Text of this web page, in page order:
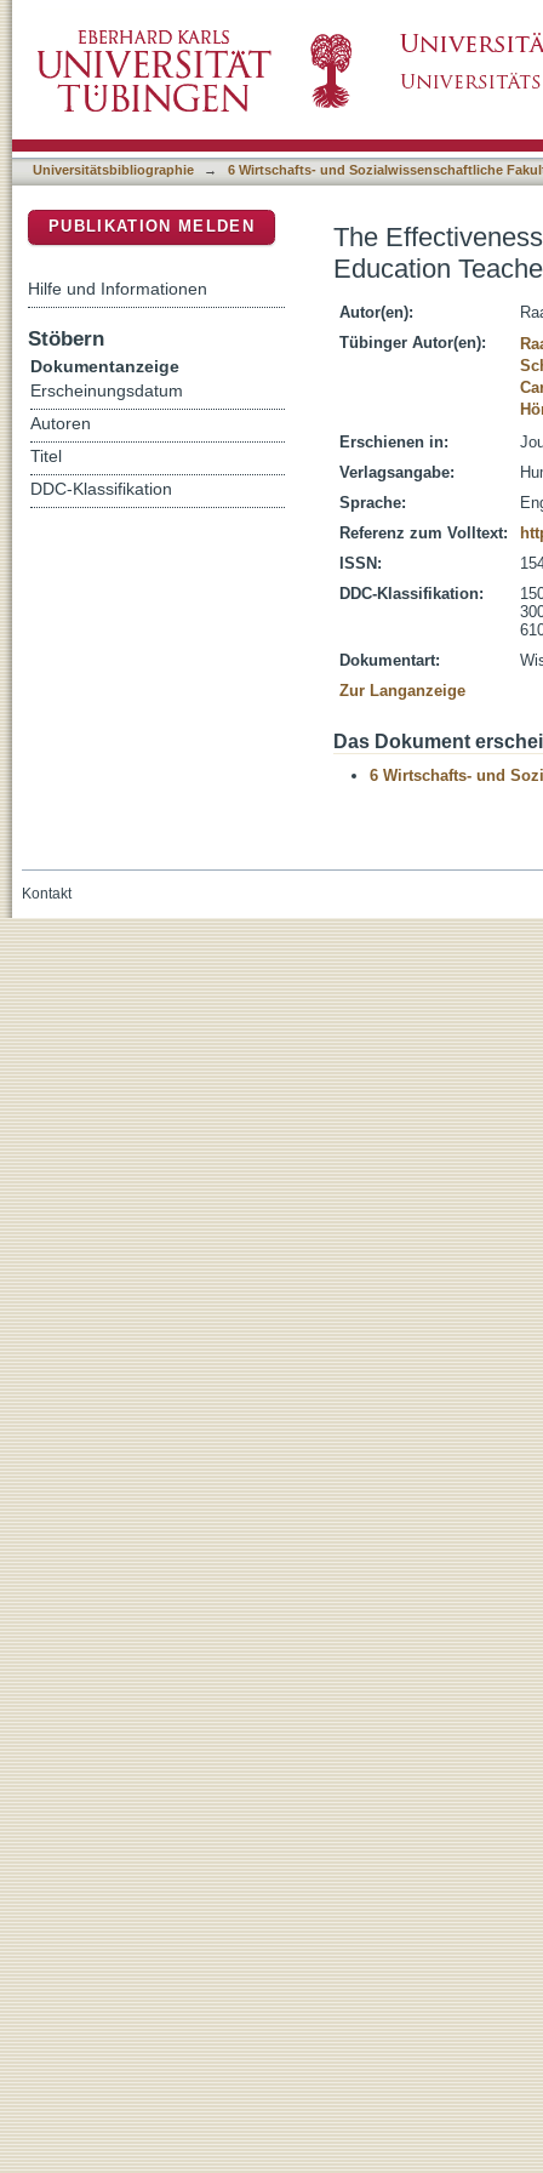
Sport Coaches: A Systematic Review
Universitätsbibliographie → 6 Wirtschafts- und Sozialwissenschaftliche
The
Education
Autor(en):
Tübinger Autor(en):
Erschienen in:
Verlagsangabe:
Sprache:
Referenz zum Volltext:
ISSN:
DDC-Klassifikation:
Dokumentart:
Zur Langanzeige
Das Dokument
6 Wirtschafts- und
PUBLIKATION MELDEN
Hilfe und Informationen
Stöbern
Dokumentanzeige
Erscheinungsdatum
Autoren
Titel
DDC-Klassifikation
Kontakt